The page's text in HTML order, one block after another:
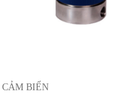
CẢM BIẾN